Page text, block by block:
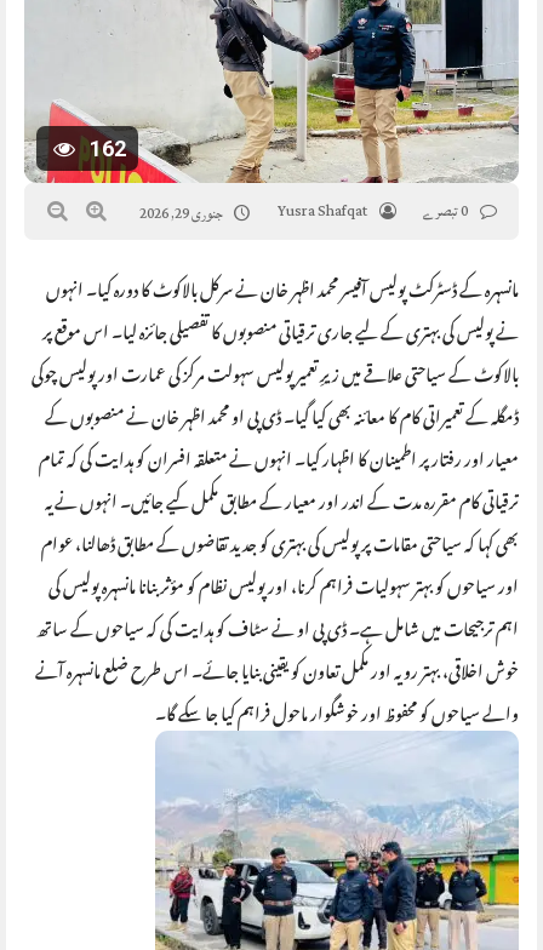
162
Yusra Shafqat جنوری 29, 2026
مانسہرہ کے ڈسٹرکٹ پولیس آفیسر محمد اظہر خان نے سرکل بالاکوٹ کا دورہ کیا۔ انہوں
نے پولیس کی بہتری کے لیے جاری ترقیاتی منصوبوں کا تفصیلی جائزہ لیا۔ اس موقع پر
بالاکوٹ کے سیاحتی علاقے میں زیرِ تعمیر پولیس سہولت مرکز کی عمارت اور پولیس چوکی
ڈمگلہ کے تعمیراتی کام کا معائنہ بھی کیا گیا۔ ڈی پی او محمد اظہر خان نے منصوبوں کے
معیار اور رفتار پر اطمینان کا اظہار کیا۔ انہوں نے متعلقہ افسران کو ہدایت کی کہ تمام
ترقیاتی کام مقررہ مدت کے اندر اور معیار کے مطابق مکمل کیے جائیں۔ انہوں نے یہ
بھی کہا کہ سیاحتی مقامات پر پولیس کی بہتری کو جدید تقاضوں کے مطابق ڈھالنا، عوام
اور سیاحوں کو بہتر سہولیات فراہم کرنا، اور پولیس نظام کو مؤثر بنانا مانسہرہ پولیس کی
اہم ترجیحات میں شامل ہے۔ ڈی پی او نے سٹاف کو ہدایت کی کہ سیاحوں کے ساتھ
خوش اخلاقی، بہتر رویہ اور مکمل تعاون کو یقینی بنایا جائے۔ اس طرح ضلع مانسہرہ آنے
والے سیاحوں کو محفوظ اور خوشگوار ماحول فراہم کیا جا سکے گا۔